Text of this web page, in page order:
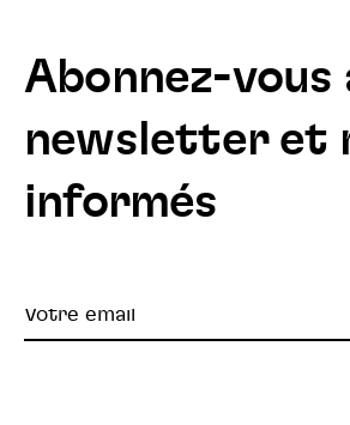
Abonnez-vous
newsletter et
informés
Votre